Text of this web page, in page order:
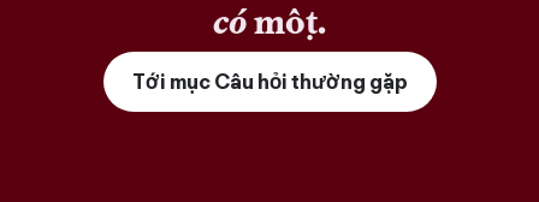
cómột.
Tới mục Câu hỏi thường gặp